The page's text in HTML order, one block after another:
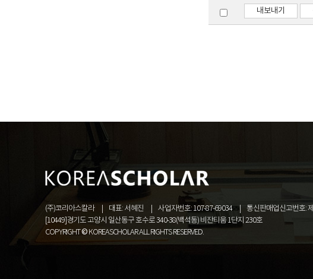
내보내기
(주)코리아스칼라 대표: 서혜진 사업자번호: 107-87-69034 통신판매업신고번호:
[10449]경기도 고양시 일산동구 호수로 340-38(백석동) 비잔티움 1단지 230호
COPYRIGHT © KOREASCHOLAR ALL RIGHTS RESERVED.